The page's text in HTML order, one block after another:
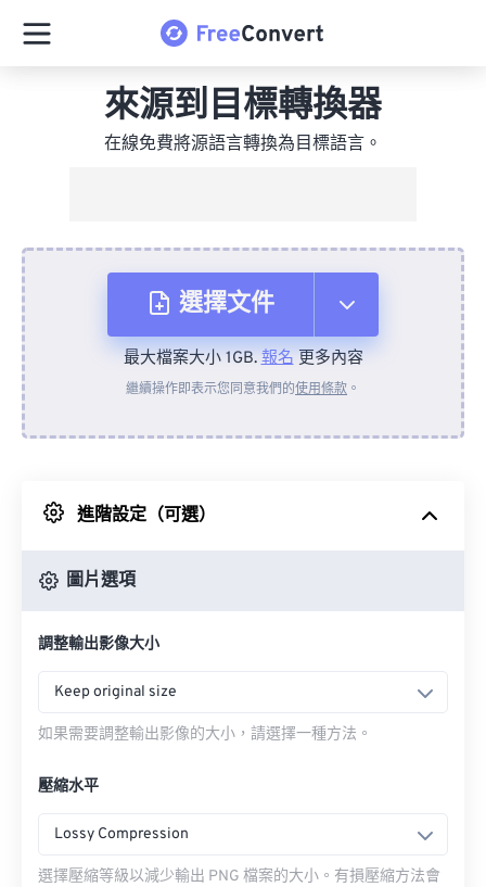
來源到目標轉換器
在線免費將源語言轉換為目標語言。
選擇文件
來自裝置
來自 Google 雲端硬碟
最大檔案大小 1GB.報名更多內容
繼續操作即表示您同意我們的使用條款 。
進階設定（可選）
圖片選項
調整輸出影像大小
Keep original size
如果需要調整輸出影像的大小，請選擇一種方法。
壓縮水平
Lossy Compression
選擇壓縮等級以減少輸出 PNG 檔案的大小。有損壓縮方法會